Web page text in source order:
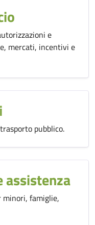
e
mercati, incentivi e
pubblico.
assistenza
minori, famiglie,